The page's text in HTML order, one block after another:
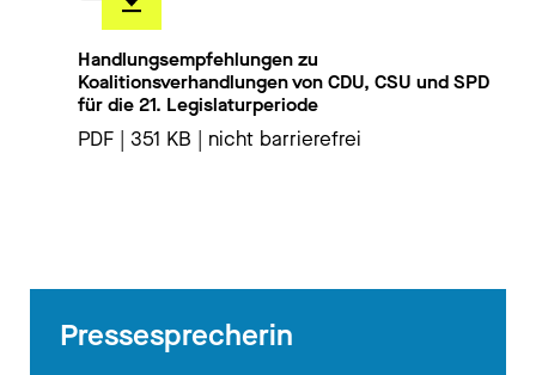
Handlungsempfehlungen zu
Koalitionsverhandlungen von CDU, CSU und SPD
für die 21. Legislaturperiode
PDF | 351 KB | nicht barrierefrei
Pressesprecherin